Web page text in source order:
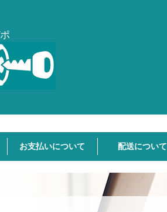
お支払いについて 配送について